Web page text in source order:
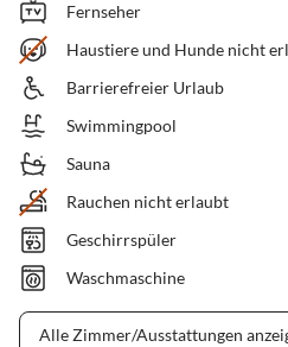
Fernseher
Haustiere und Hunde nicht
Barrierefreier Urlaub
Swimmingpool
Sauna
Rauchen nicht erlaubt
Geschirrspüler
Waschmaschine
Alle Zimmer/Ausstattungen